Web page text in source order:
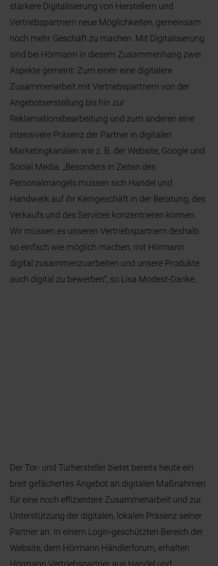
stärkere Digitalisierung von Herstellern und
Vertriebspartnern neue Möglichkeiten, gemeinsam
noch mehr Geschäft zu machen. Mit Digitalisierung
sind bei Hörmann in diesem Zusammenhang zwei
Aspekte gemeint: Zum einen eine digitalere
Zusammenarbeit mit Vertriebspartnern von der
Angebotserstellung bis hin zur
Reklamationsbearbeitung und zum anderen eine
intensivere Präsenz der Partner in digitalen
Marketingkanälen wie z. B. der Website, Google und
Social Media. „Besonders in Zeiten des
Personalmangels müssen sich Handel und
Handwerk auf ihr Kerngeschäft in der Beratung, des
Verkaufs und des Services konzentrieren können.
Wir müssen es unseren Vertriebspartnern deshalb
so einfach wie möglich machen, mit Hörmann
digital zusammenzuarbeiten und unsere Produkte
auch digital zu bewerben“, so Lisa Modest-Danke.
Der Tor- und Türhersteller bietet bereits heute ein
breit gefächertes Angebot an digitalen Maßnahmen
für eine noch effizientere Zusammenarbeit und zur
Unterstützung der digitalen, lokalen Präsenz seiner
Partner an. In einem Login-geschützten Bereich der
Website, dem Hörmann Händlerforum, erhalten
Hörmann Vertriebspartner aus Handel und